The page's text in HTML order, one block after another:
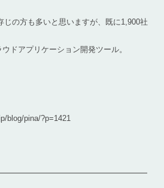
じの方も多いと思いますが、既に1,900社
ドアプリケーション開発ツール。
blog/pina/?p=1421